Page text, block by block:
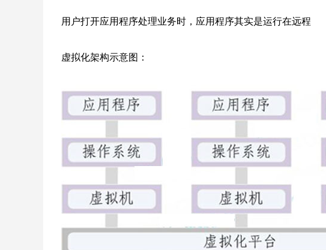
用户打开应用程序处理业务时，应用程序其实是运行在远程
虚拟化架构示意图：